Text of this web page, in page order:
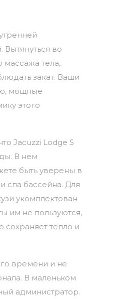
Вытянуться во
массажа тела,
закат. Ваши
мощные
этого
Jacuzzi Lodge S
В нем
быть уверены в
спа бассейна. Для
укомплектован
им не пользуются,
сохраняет тепло и
времени и не
В маленьком
администратор.